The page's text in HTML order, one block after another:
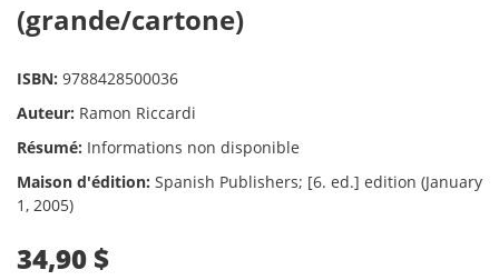
(grande/cartone)
ISBN: 9788428500036
Auteur: Ramon Riccardi
Résumé: Informations non disponible
Maison d'édition: Spanish Publishers; [6. ed.] edition (January
1, 2005)
34,90 $